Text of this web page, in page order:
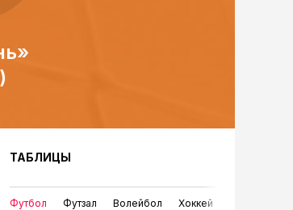
ТАБЛИЦЫ
Футбол Футзал Волейбол Хоккей